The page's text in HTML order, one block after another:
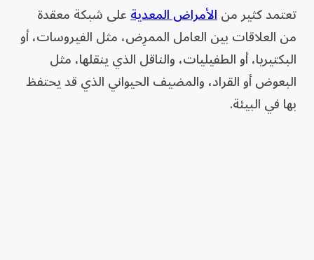
تعتمد كثير منالأمراض المعديةعلى شبكة معقدة
من العلاقات بين العامل الممرِض، مثل الفيروسات، أو
البكتيريا، أو الطفيليات، والناقل الذي ينقلها، مثل
البعوض أو القراد، والمضيف الحيواني الذي قد يحتفظ
بها في البيئة.